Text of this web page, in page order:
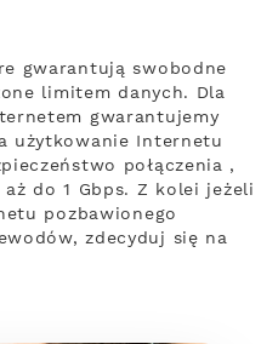
gwarantują swobodne
limitem danych. Dla
gwarantujemy
użytkowanie Internetu
połączenia ,
do 1 Gbps. Z kolei jeżeli
pozbawionego
zdecyduj się na